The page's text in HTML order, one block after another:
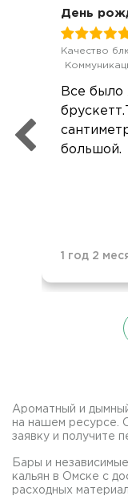
День
Качество
Все было
большой.
1 год 2
Ароматный и
на нашем ресурсе.
заявку и получите
Бары и
кальян в Омске с
расходных